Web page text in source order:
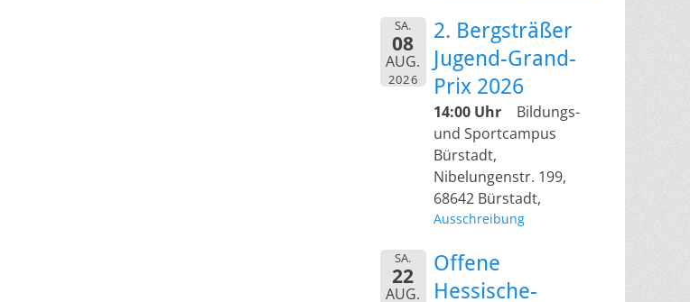
SA.
08
AUG.
2026
2. Bergsträßer
Jugend-Grand-
Prix 2026
14:00 Uhr
Bildungs-
und Sportcampus
Bürstadt,
Nibelungenstr. 199,
68642 Bürstadt,
Ausschreibung
SA.
22
AUG.
Offene
Hessische-